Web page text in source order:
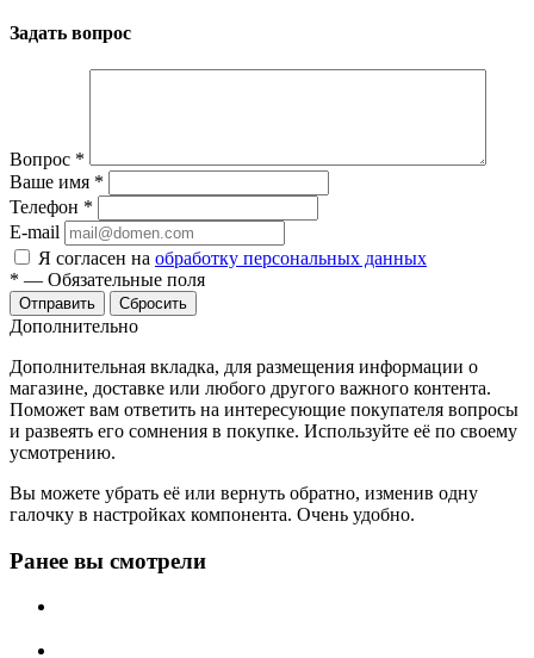
Задать вопрос
Вопрос *
Ваше имя *
Телефон *
E-mail
Я согласен на обработку персональных данных
* — Обязательные поля
Отправить Сбросить
Дополнительно
Дополнительная вкладка, для размещения информации о
магазине, доставке или любого другого важного контента.
Поможет вам ответить на интересующие покупателя вопросы
и развеять его сомнения в покупке. Используйте её по своему
усмотрению.
Вы можете убрать её или вернуть обратно, изменив одну
галочку в настройках компонента. Очень удобно.
Ранее вы смотрели